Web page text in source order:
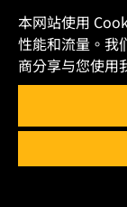
聯絡我們
職涯發展
Instagram
YouTube
Copyright 2025
本网站使用
性能和流量。我
商分享与您使用